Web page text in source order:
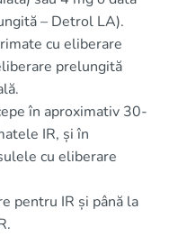
– Detrol LA).
cu eliberare
prelungită
în aproximativ 30-
IR, și în
cu eliberare
pentru IR și până la